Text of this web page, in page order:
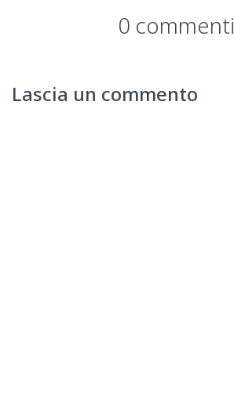
0 commenti
Lascia un commento